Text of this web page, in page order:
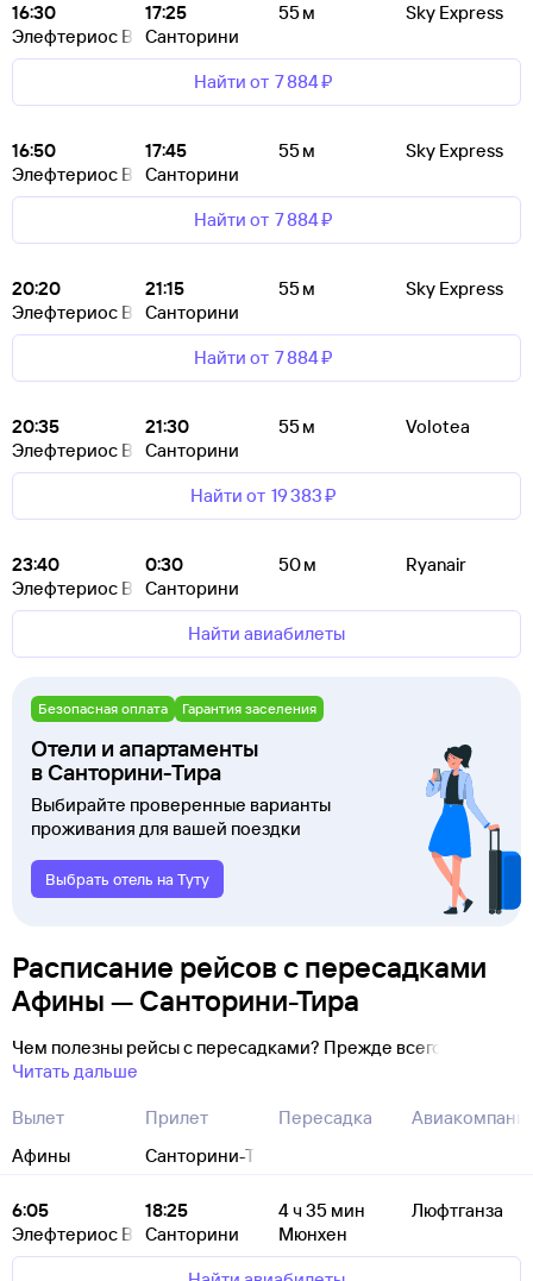
16:30
Элефтериос Венизелос
17:25
Санторини
55 м Sky Express
Найти от 7 ⁠884 ⁠₽
16:50
Элефтериос Венизелос
17:45
Санторини
55 м Sky Express
Найти от 7 ⁠884 ⁠₽
20:20
Элефтериос Венизелос
21:15
Санторини
55 м Sky Express
Найти от 7 ⁠884 ⁠₽
20:35
Элефтериос Венизелос
21:30
Санторини
55 м Volotea
Найти от 19 ⁠383 ⁠₽
23:40
Элефтериос Венизелос
0:30
Санторини
50 м Ryanair
Найти авиабилеты
Безопасная оплата Гарантия заселения
Отели и апартаменты
в Санторини-Тира
Выбирайте проверенные варианты
проживания для вашей поездки
Выбрать отель на Туту
Расписание рейсов с пересадками
Афины — Санторини-Тира
Чем полезны рейсы с пересадками? Прежде всего
Читать дальше
Вылет
Афины
Прилет
Санторини-Тира
Пересадка
6:05
Элефтериос Венизелос
18:25
Санторини
4ч 35 мин
Мюнхен
Люфтганза